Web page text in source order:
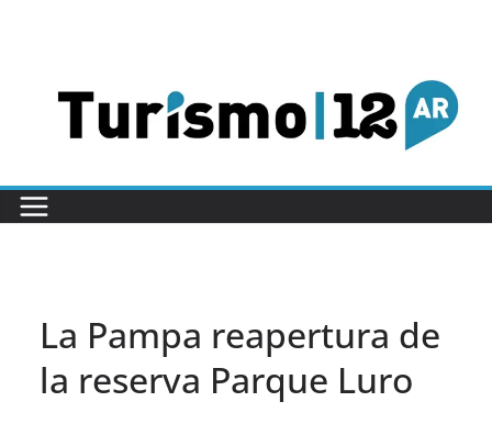
La Pampa reapertura de
la reserva Parque Luro